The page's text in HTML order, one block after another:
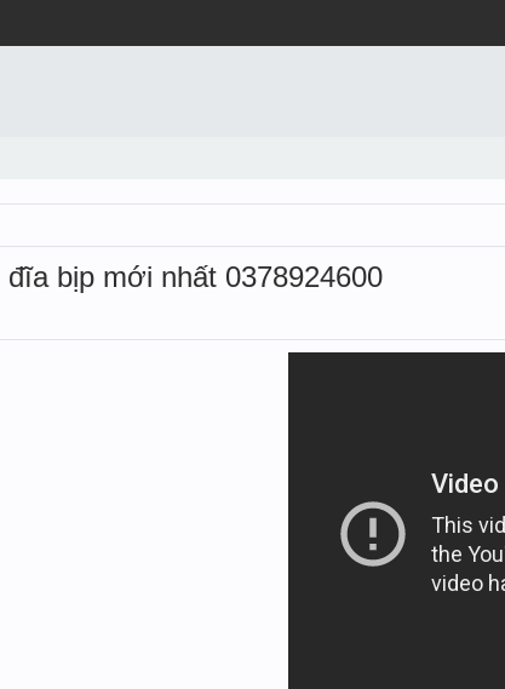
bịp mới nhất 0378924600